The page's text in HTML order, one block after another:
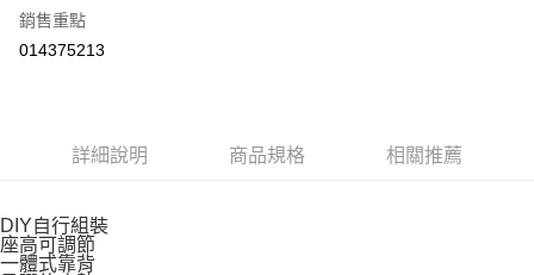
【注意事項】
https://aftee.tw/terms/#terms3
任。
４．使用「AFTEE先享後付」時，將依據個別帳號之用戶狀況，依本公司即
時審查核予不同之上限額度；若仍有額度不足之情形，本公司將視審查結果
銷售重點
014375213
詳細說明 商品規格 相關推薦
DIY自行組裝
座高可調節
一體式靠背